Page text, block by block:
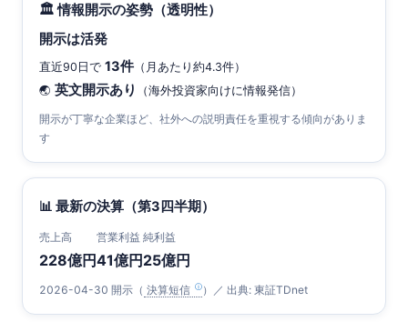
🏛 情報開示の姿勢（透明性）
開示は活発
直近90日で 13件 （月あたり約4.3件）
🌏 英文開示あり （海外投資家向けに情報発信）
開示が丁寧な企業ほど、社外への説明責任を重視する傾向がありま
す
📊 最新の決算（第3四半期）
売上高
228億円
営業利益
41億円
純利益
25億円
2026-04-30 開示（ 決算短信 ）／ 出典: 東証TDnet